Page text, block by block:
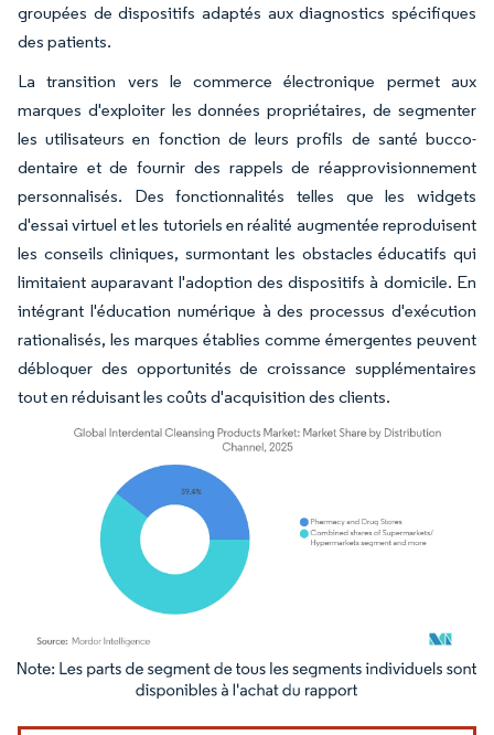
groupées de dispositifs adaptés aux diagnostics spécifiques
des patients.
La transition vers le commerce électronique permet aux
marques d'exploiter les données propriétaires, de segmenter
les utilisateurs en fonction de leurs profils de santé bucco-
dentaire et de fournir des rappels de réapprovisionnement
personnalisés. Des fonctionnalités telles que les widgets
d'essai virtuel et les tutoriels en réalité augmentée reproduisent
les conseils cliniques, surmontant les obstacles éducatifs qui
limitaient auparavant l'adoption des dispositifs à domicile. En
intégrant l'éducation numérique à des processus d'exécution
rationalisés, les marques établies comme émergentes peuvent
débloquer des opportunités de croissance supplémentaires
tout en réduisant les coûts d'acquisition des clients.
Image © Mordor Intelligence. La réutilisation nécessite une attribution sous CC BY